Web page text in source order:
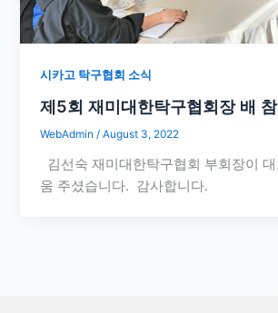
시카고 탁구협회 소식
제5회 재미대한탁구협회장 배
WebAdmin/August 3, 2022
김선숙 재미대한탁구협회 부회장이
움 주셨습니다. 감사합니다.